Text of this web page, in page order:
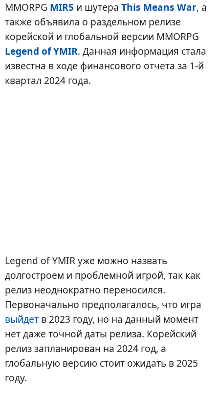
MMORPG MIR5 и шутера This Means War, а
также объявила о раздельном релизе
корейской и глобальной версии MMORPG
Legend of YMIR. Данная информация стала
известна в ходе финансового отчета за 1-й
квартал 2024 года.
Legend of YMIR уже можно назвать
долгостроем и проблемной игрой, так как
релиз неоднократно переносился.
Первоначально предполагалось, что игра
выйдет в 2023 году, но на данный момент
нет даже точной даты релиза. Корейский
релиз запланирован на 2024 год, а
глобальную версию стоит ожидать в 2025
году.